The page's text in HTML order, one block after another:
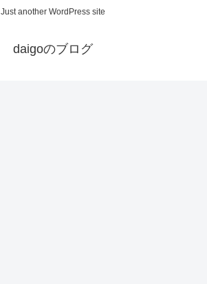
Just another WordPress site
daigoのブログ